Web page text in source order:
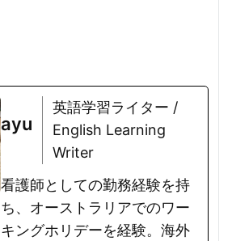
ayu
英語学習ライター /
English Learning
Writer
看護師としての勤務経験を持
ち、オーストラリアでのワー
キングホリデーを経験。海外